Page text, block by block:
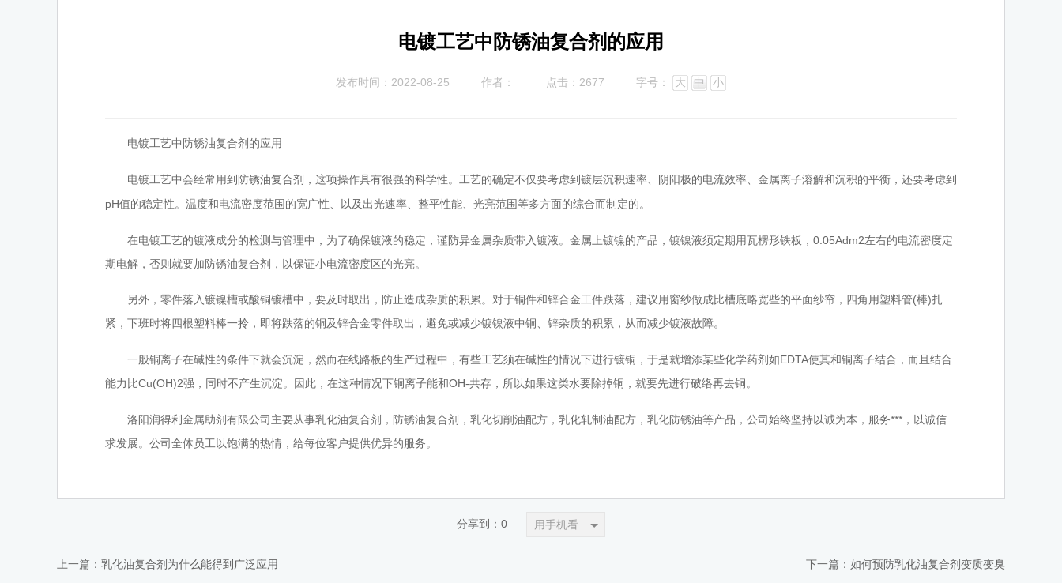
电镀工艺中防锈油复合剂的应用
发布时间：2022-08-25 作者： 点击：2677 字号： 大 中 小
电镀工艺中防锈油复合剂的应用
电镀工艺中会经常用到 防锈油复合剂 ，这项操作具有很强的科学性。工艺的确定不仅要考虑到镀层沉积速率、阴阳极的电流效率、金属离子溶解和沉积的平衡，还要考虑到
pH值的稳定性。温度和电流密度范围的宽广性、以及出光速率、整平性能、光亮范围等多方面的综合而制定的。
在电镀工艺的镀液成分的检测与管理中，为了确保镀液的稳定，谨防异金属杂质带入镀液。金属上镀镍的产品，镀镍液须定期用瓦楞形铁板，0.05Adm2左右的电流密度定
期电解，否则就要加防锈油复合剂，以保证小电流密度区的光亮。
另外，零件落入镀镍槽或酸铜镀槽中，要及时取出，防止造成杂质的积累。对于铜件和锌合金工件跌落，建议用窗纱做成比槽底略宽些的平面纱帘，四角用塑料管(棒)扎
紧，下班时将四根塑料棒一拎，即将跌落的铜及锌合金零件取出，避免或减少镀镍液中铜、锌杂质的积累，从而减少镀液故障。
一般铜离子在碱性的条件下就会沉淀，然而在线路板的生产过程中，有些工艺须在碱性的情况下进行镀铜，于是就增添某些化学药剂如EDTA使其和铜离子结合，而且结合
能力比Cu(OH)2强，同时不产生沉淀。因此，在这种情况下铜离子能和OH-共存，所以如果这类水要除掉铜，就要先进行破络再去铜。
洛阳润得利金属助剂有限公司主要从事乳化油复合剂，防锈油复合剂，乳化切削油配方，乳化轧制油配方，乳化防锈油等产品，公司始终坚持以诚为本，服务***，以诚信
求发展。公司全体员工以饱满的热情，给每位客户提供优异的服务。
分享到： 0 用手机看
上一篇： 乳化油复合剂为什么能得到广泛应用 下一篇： 如何预防乳化油复合剂变质变臭